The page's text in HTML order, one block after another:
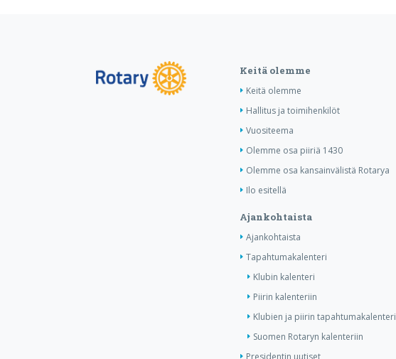
Keitä olemme
Keitä olemme
Hallitus ja toimihenkilöt
Vuositeema
Olemme osa piiriä 1430
Olemme osa kansainvälistä Rotarya
Ilo esitellä
Ajankohtaista
Ajankohtaista
Tapahtumakalenteri
Klubin kalenteri
Piirin kalenteriin
Klubien ja piirin tapahtumakalenteri
Suomen Rotaryn kalenteriin
Presidentin uutiset